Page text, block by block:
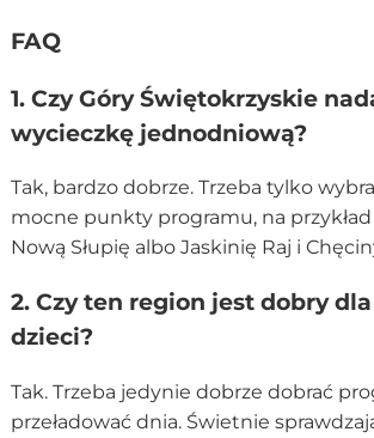
FAQ
1. Czy Góry Świętokrzyskie
wycieczkę jednodniową?
Tak, bardzo dobrze. Trzeba tylko
mocne punkty programu, na przykład
Nową Słupię albo Jaskinię Raj i
2. Czy ten region jest dobry dla
dzieci?
Tak. Trzeba jedynie dobrze dobrać
przeładować dnia. Świetnie